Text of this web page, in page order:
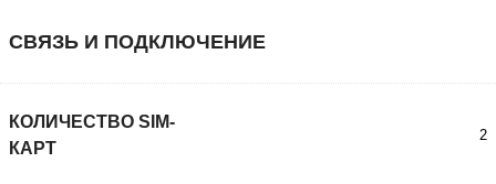
СВЯЗЬ И ПОДКЛЮЧЕНИЕ
КОЛИЧЕСТВО SIM-
КАРТ
2